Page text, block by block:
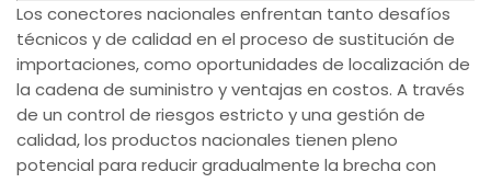
Los conectores nacionales enfrentan tanto desafíos
técnicos y de calidad en el proceso de sustitución de
importaciones, como oportunidades de localización de
la cadena de suministro y ventajas en costos. A través
de un control de riesgos estricto y una gestión de
calidad, los productos nacionales tienen pleno
potencial para reducir gradualmente la brecha con